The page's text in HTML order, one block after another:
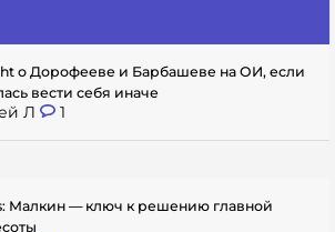
о Дорофееве и Барбашеве на ОИ, если
вести себя иначе
Л 1
Малкин — ключ к решению главной